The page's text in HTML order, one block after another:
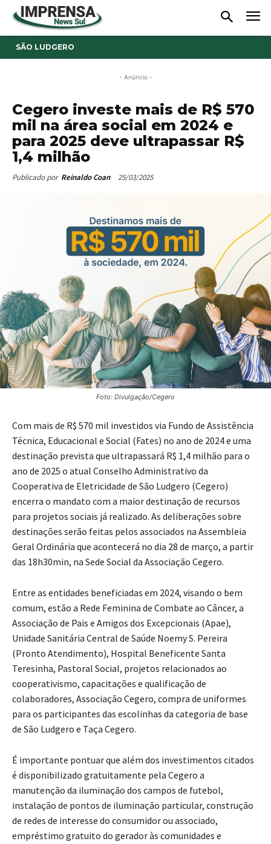
SÃO LUDGERO
- Anúncio -
Cegero investe mais de R$ 570
mil na área social em 2024 e
para 2025 deve ultrapassar R$
1,4 milhão
Publicado por Reinaldo Coan 25/03/2025
Foto: Divulgação/Cegero
Com mais de R$ 570 mil investidos via Fundo de Assistência
Técnica, Educacional e Social (Fates) no ano de 2024 e uma
destinação prevista que ultrapassará R$ 1,4 milhão para o
ano de 2025 o atual Conselho Administrativo da
Cooperativa de Eletricidade de São Ludgero (Cegero)
encerra o mandato com a maior destinação de recursos
para projetos sociais já realizado. As deliberações sobre
destinações serão feitas pelos associados na Assembleia
Geral Ordinária que acontecerá no dia 28 de março, a partir
das 18h30min, na Sede Social da Associação Cegero.
Entre as entidades beneficiadas em 2024, visando o bem
comum, estão a Rede Feminina de Combate ao Câncer, a
Associação de Pais e Amigos dos Excepcionais (Apae),
Unidade Sanitária Central de Saúde Noemy S. Pereira
(Pronto Atendimento), Hospital Beneficente Santa
Teresinha, Pastoral Social, projetos relacionados ao
cooperativismo, capacitações e qualificação de
colaboradores, Associação Cegero, compra de uniformes
para os participantes das escolinhas da categoria de base
de São Ludgero e Taça Cegero.
É importante pontuar que além dos investimentos citados
é disponibilizado gratuitamente pela Cegero a
manutenção da iluminação dos campos de futebol,
instalação de pontos de iluminação particular, construção
de redes de interesse do consumidor ou associado,
empréstimo gratuito do gerador às comunidades e